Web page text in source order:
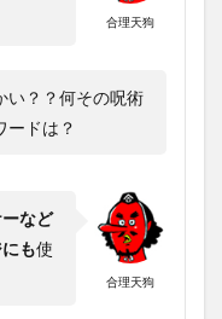
合理天狗
い？？何その呪術
ードは？
合理天狗
など
も使